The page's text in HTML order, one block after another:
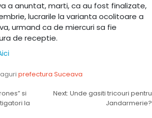
a anuntat, marti, ca au fost finalizate,
lucrarile la varianta ocolitoare a
urmand ca de miercuri sa fie
de receptie.
prefectura Suceava
si
la
Next: Unde gasiti tricouri pentru
Jandarmerie?